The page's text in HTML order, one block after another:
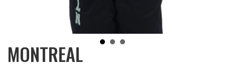
MONTREAL